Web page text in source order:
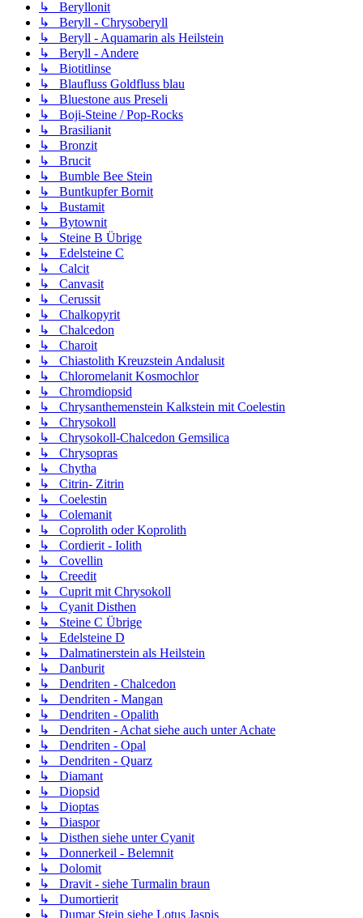
↳ Beryllonit
↳ Beryll - Chrysoberyll
↳ Beryll - Aquamarin als Heilstein
↳ Beryll - Andere
↳ Biotitlinse
↳ Blaufluss Goldfluss blau
↳ Bluestone aus Preseli
↳ Boji-Steine / Pop-Rocks
↳ Brasilianit
↳ Bronzit
↳ Brucit
↳ Bumble Bee Stein
↳ Buntkupfer Bornit
↳ Bustamit
↳ Bytownit
↳ Steine B Übrige
↳ Edelsteine C
↳ Calcit
↳ Canvasit
↳ Cerussit
↳ Chalkopyrit
↳ Chalcedon
↳ Charoit
↳ Chiastolith Kreuzstein Andalusit
↳ Chloromelanit Kosmochlor
↳ Chromdiopsid
↳ Chrysanthemenstein Kalkstein mit Coelestin
↳ Chrysokoll
↳ Chrysokoll-Chalcedon Gemsilica
↳ Chrysopras
↳ Chytha
↳ Citrin- Zitrin
↳ Coelestin
↳ Colemanit
↳ Coprolith oder Koprolith
↳ Cordierit - Iolith
↳ Covellin
↳ Creedit
↳ Cuprit mit Chrysokoll
↳ Cyanit Disthen
↳ Steine C Übrige
↳ Edelsteine D
↳ Dalmatinerstein als Heilstein
↳ Danburit
↳ Dendriten - Chalcedon
↳ Dendriten - Mangan
↳ Dendriten - Opalith
↳ Dendriten - Achat siehe auch unter Achate
↳ Dendriten - Opal
↳ Dendriten - Quarz
↳ Diamant
↳ Diopsid
↳ Dioptas
↳ Diaspor
↳ Disthen siehe unter Cyanit
↳ Donnerkeil - Belemnit
↳ Dolomit
↳ Dravit - siehe Turmalin braun
↳ Dumortierit
↳ Dumar Stein siehe Lotus Jaspis